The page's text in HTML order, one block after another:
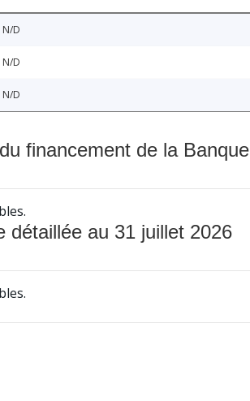
N/D
N/D
N/D
financement de la
détaillée au 31 juillet 2026